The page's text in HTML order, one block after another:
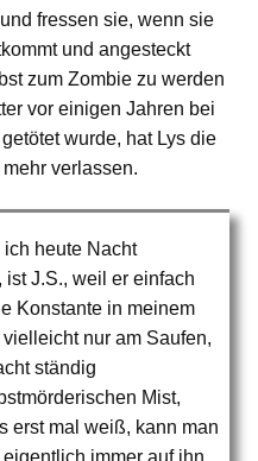
fressen sie, wenn sie
und angesteckt
zum Zombie zu werden
vor einigen Jahren bei
wurde, hat Lys die
verlassen.
heute Nacht
J.S., weil er einfach
Konstante in meinem
nur am Saufen,
ständig
Mist,
erst mal weiß, kann man
immer auf ihn